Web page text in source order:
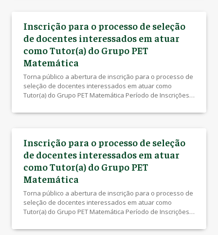
Inscrição para o processo de seleção
de docentes interessados em atuar
como Tutor(a) do Grupo PET
Matemática
Torna público a abertura de inscrição para o processo de
seleção de docentes interessados em atuar como
Tutor(a) do Grupo PET Matemática Período de Inscrições:
(Edital Prograd/Claa 07/2026): acesse aqui Anexo I (Edital
Inscrição para o processo de seleção
de docentes interessados em atuar
como Tutor(a) do Grupo PET
Matemática
Torna público a abertura de inscrição para o processo de
seleção de docentes interessados em atuar como
Tutor(a) do Grupo PET Matemática Período de Inscrições:
Prograd/Claa 05/2026): acesse aqui Anexo I (Edital